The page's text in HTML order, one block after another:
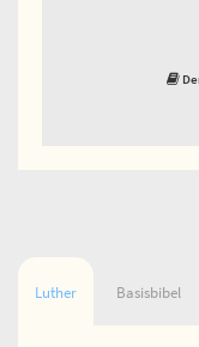
Luther Basisbibel